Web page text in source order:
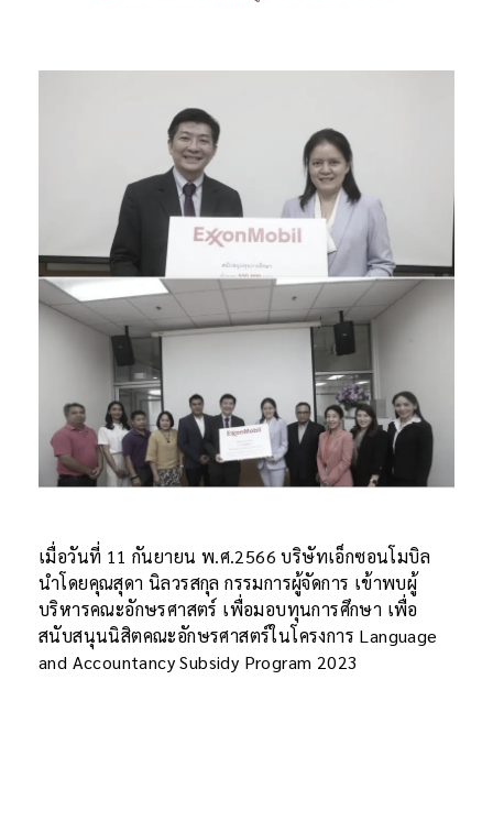
เมื่อวันที่ 11 กันยายน พ.ศ.2566 บริษัทเอ็กซอนโมบิล
นำโดยคุณสุดา นิลวรสกุล กรรมการผู้จัดการ เข้าพบผู้
บริหารคณะอักษรศาสตร์ เพื่อมอบทุนการศึกษา เพื่อ
สนับสนุนนิสิตคณะอักษรศาสตร์ในโครงการ Language
and Accountancy Subsidy Program 2023